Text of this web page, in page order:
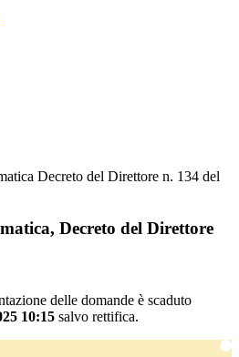
Decreto del Direttore n. 134 del
Decreto del Direttore
delle domande è scaduto
10:15 salvo rettifica.